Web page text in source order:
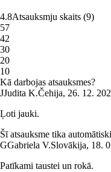
4.8Atsauksmju skaits (9)
57
42
30
20
10
Kā darbojas atsauksmes?
JJudita K.Čehija, 26. 12.
Ļoti jauki.
Šī atsauksme tika
GGabriela V.Slovākija, 18.
Patīkami taustei un rokā.